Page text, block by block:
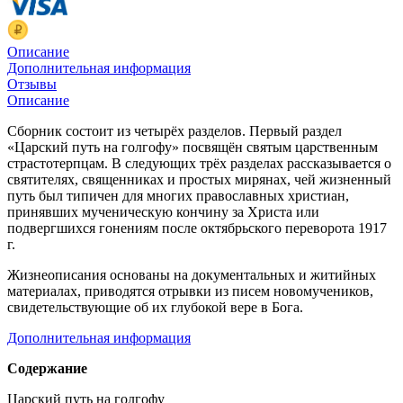
Описание
Дополнительная информация
Отзывы
Описание
Сборник состоит из четырёх разделов. Первый раздел
«Царский путь на голгофу» посвящён святым царственным
страстотерпцам. В следующих трёх разделах рассказывается о
святителях, священниках и простых мирянах, чей жизненный
путь был типичен для многих православных христиан,
принявших мученическую кончину за Христа или
подвергшихся гонениям после октябрьского переворота 1917
г.
Жизнеописания основаны на документальных и житийных
материалах, приводятся отрывки из писем новомучеников,
свидетельствующие об их глубокой вере в Бога.
Дополнительная информация
Содержание
Царский путь на голгофу